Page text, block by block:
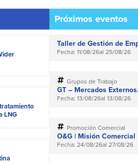
LNG
Próximos eventos
Taller de Gestión de
Fecha: 11/08/26al 25/08/26
Grupos de Trabajo
GT – Mercados
Fecha: 13/08/26al 13/08/26
Promoción Comercial
O&G | Misión
Fecha: 24/08/26al 27/08/26